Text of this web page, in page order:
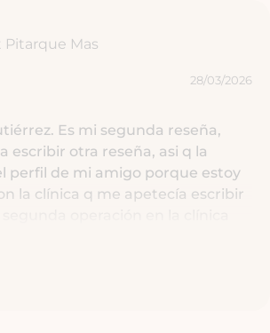
Pitarque Mas
28/03/2026
Es mi segunda reseña,
escribir otra reseña, asi q la
perfil de mi amigo porque estoy
la clínica q me apetecía escribir